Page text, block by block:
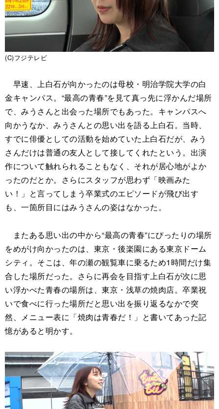
(C)フジテレビ
早速、上白石が向かったのは母校・明治学院大学の白
金キャンパス。“最高の青春”を見て真っ先に浮かんだ場所
で、みうさんと出会った場所でもあった。キャンパスへ
向かうなか、みうさんとの思い出を語る上白石。当時、
すでに俳優としての活動を始めていた上白石だが、みう
さんだけは普通の友人として接してくれたという。出演
作について触れられることもなく、それが居心地がよか
ったのだとか。さらにスタッフが思わず「映画みた
い！」と言ってしまう卒業式のエピソードが飛び出す
も、一箇所目にはみうさんの姿はなかった。
またある思い出の中から“最高の青春”にぴったりの場所
をめがけ向かったのは、東京・後楽園にある東京ドーム
シティ。そこは、年の瀬の観覧車に乗るため1時間だけ集
合した場所だった。さらに再会を目指す上白石が次に思
い浮かべた青春の場所は、東京・浅草の焼肉店。卒業祝
いで食べに行った場所だと思い出を振り返るなかで突
然、メニュー表に「焼肉は青春だ！」と書いてあった記
憶があると明かす。